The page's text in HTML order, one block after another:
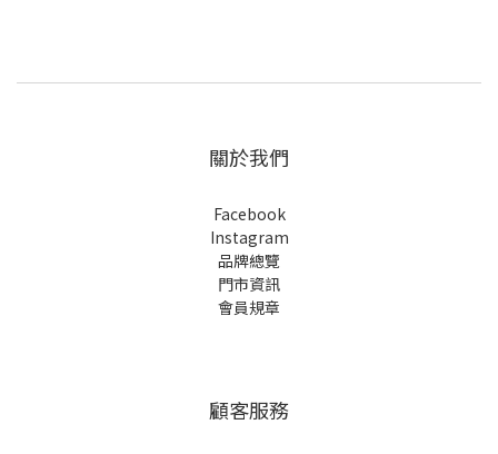
關於我們
Facebook
Instagram
品牌總覽
門市資訊
會員規章
顧客服務